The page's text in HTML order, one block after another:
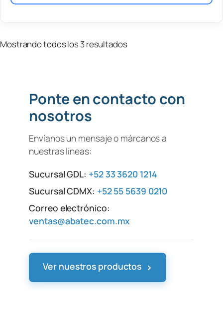
Mostrando todos los 3 resultados
Ponte en contacto con
nosotros
Envíanos un mensaje o márcanos a
nuestras líneas:
Sucursal GDL: +52 33 3620 1214
Sucursal CDMX: +52 55 5639 0210
Correo electrónico:
ventas@abatec.com.mx
Ver nuestros productos ›